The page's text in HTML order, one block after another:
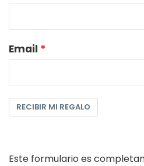
Email
RECIBIR MI REGALO
Este formulario es